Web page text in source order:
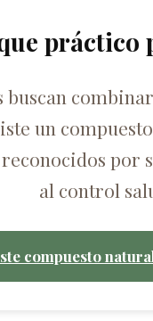
buscan
un
por
al control
compuesto